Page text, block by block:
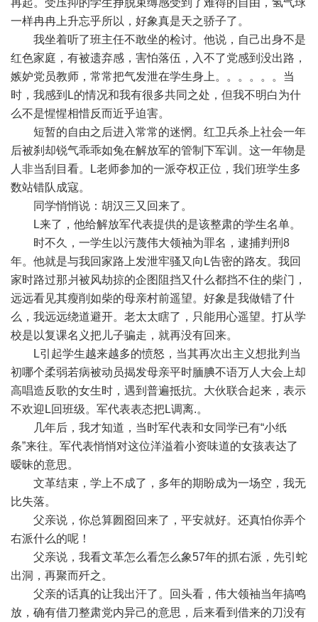
再起。受压抑的学生挣脱束缚感受到了难得的自由，氢气球
一样冉冉上升忘乎所以，好象真是天之骄子了。
我坐着听了班主任不敢坐的检讨。他说，自己出身不是
红色家庭，有被遗弃感，害怕落伍，入不了党感到没出路，
嫉妒党员教师，常常把气发泄在学生身上。。。。。。当
时，我感到L的情况和我有很多共同之处，但我不明白为什
么不是惺惺相惜反而近乎迫害。
短暂的自由之后进入常常的迷惘。红卫兵杀上社会一年
后被刹却锐气乖乖如兔在解放军的管制下军训。这一年物是
人非当刮目看。L老师参加的一派夺权正位，我们班学生多
数站错队成寇。
同学悄悄说：胡汉三又回来了。
L来了，他给解放军代表提供的是该整肃的学生名单。
时不久，一学生以污蔑伟大领袖为罪名，逮捕判刑8
年。他就是与我回家路上发泄牢骚又向L告密的路友。我回
家时路过那爿被风劫掠的企图阻挡又什么都挡不住的柴门，
远远看见其瘦削如柴的母亲村前遥望。好象是我做错了什
么，我远远绕道避开。老太太瞎了，只能用心遥望。打从学
校是以复课名义把儿子骗走，就再没有回来。
L引起学生越来越多的愤怒，当其再次出主义想批判当
初哪个柔弱若病被动员揭发母亲平时腼腆不语万人大会上却
高唱造反歌的女生时，遇到普遍抵抗。大伙联合起来，表示
不欢迎L回班级。军代表表态把L调离.。
几年后，我才知道，当时军代表和女同学已有“小纸
条”来往。军代表悄悄对这位洋溢着小资味道的女孩表达了
暧昧的意思。
文革结束，学上不成了，多年的期盼成为一场空，我无
比失落。
父亲说，你总算囫囵回来了，平安就好。还真怕你弄个
右派什么的呢！
父亲说，我看文革怎么看怎么象57年的抓右派，先引蛇
出洞，再聚而歼之。
父亲的话真的让我出汗了。回头看，伟大领袖当年搞鸣
放，确有借刀整肃党内异己的意思，后来看到借来的刀没有